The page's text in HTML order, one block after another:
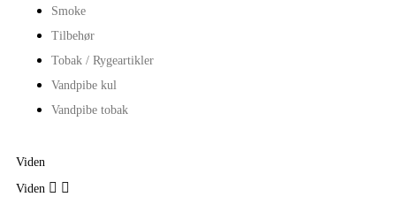
Smoke
Tilbehør
Tobak / Rygeartikler
Vandpibe kul
Vandpibe tobak
Viden
Viden  